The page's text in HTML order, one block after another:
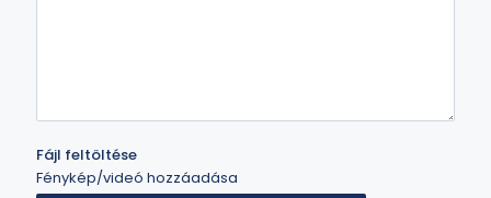
Fájl feltöltése
Fénykép/videó hozzáadása